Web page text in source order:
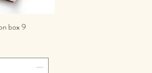
9 piece handcrafted bonbon box